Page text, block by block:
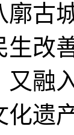
廓古
生改
又融
化遗